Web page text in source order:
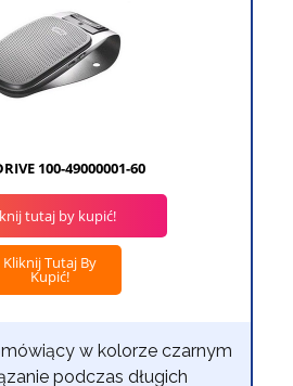
100-49000001-60
tutaj by kupić!
Kliknij Tutaj By
Kupić!
w kolorze czarnym
podczas długich